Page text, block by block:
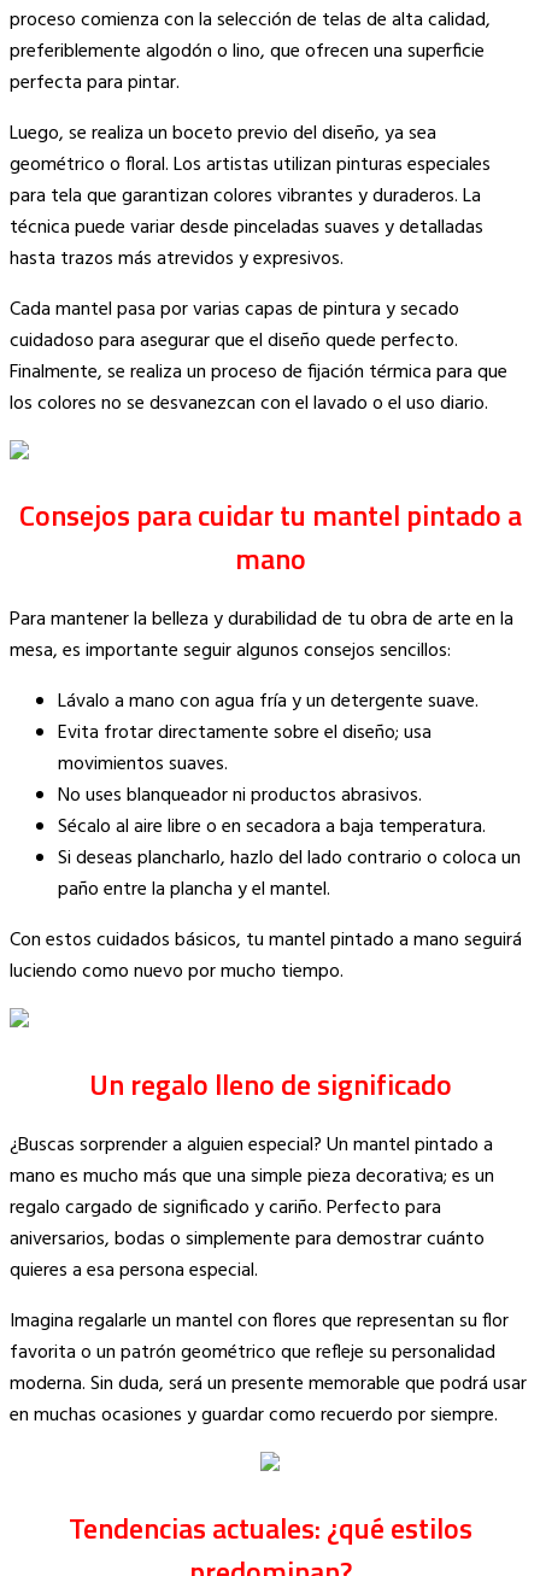
proceso comienza con la selección de telas de alta calidad,
preferiblemente algodón o lino, que ofrecen una superficie
perfecta para pintar.
Luego, se realiza un boceto previo del diseño, ya sea
geométrico o floral. Los artistas utilizan pinturas especiales
para tela que garantizan colores vibrantes y duraderos. La
técnica puede variar desde pinceladas suaves y detalladas
hasta trazos más atrevidos y expresivos.
Cada mantel pasa por varias capas de pintura y secado
cuidadoso para asegurar que el diseño quede perfecto.
Finalmente, se realiza un proceso de fijación térmica para que
los colores no se desvanezcan con el lavado o el uso diario.
Consejos para cuidar tu mantel pintado a
mano
Para mantener la belleza y durabilidad de tu obra de arte en la
mesa, es importante seguir algunos consejos sencillos:
Lávalo a mano con agua fría y un detergente suave.
Evita frotar directamente sobre el diseño; usa
movimientos suaves.
No uses blanqueador ni productos abrasivos.
Sécalo al aire libre o en secadora a baja temperatura.
Si deseas plancharlo, hazlo del lado contrario o coloca un
paño entre la plancha y el mantel.
Con estos cuidados básicos, tu mantel pintado a mano seguirá
luciendo como nuevo por mucho tiempo.
Un regalo lleno de significado
¿Buscas sorprender a alguien especial? Un mantel pintado a
mano es mucho más que una simple pieza decorativa; es un
regalo cargado de significado y cariño. Perfecto para
aniversarios, bodas o simplemente para demostrar cuánto
quieres a esa persona especial.
Imagina regalarle un mantel con flores que representan su flor
favorita o un patrón geométrico que refleje su personalidad
moderna. Sin duda, será un presente memorable que podrá usar
en muchas ocasiones y guardar como recuerdo por siempre.
Tendencias actuales: ¿qué estilos